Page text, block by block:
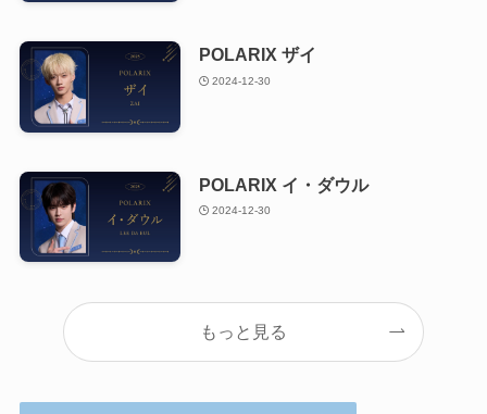
POLARIX ザイ
2024-12-30
POLARIX イ・ダウル
2024-12-30
もっと見る